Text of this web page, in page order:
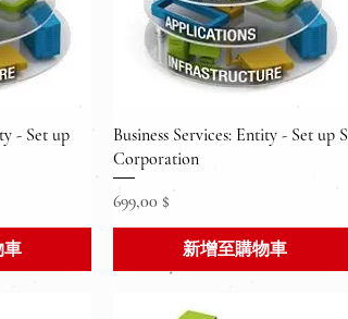
- Set up
車
快速瀏覽
Business Services: Entity - Set up S
Corporation
價格
699,00 $
新增至購物車